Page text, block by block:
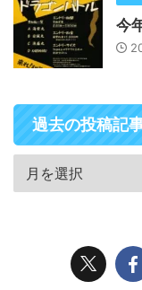
今
過去の投稿記